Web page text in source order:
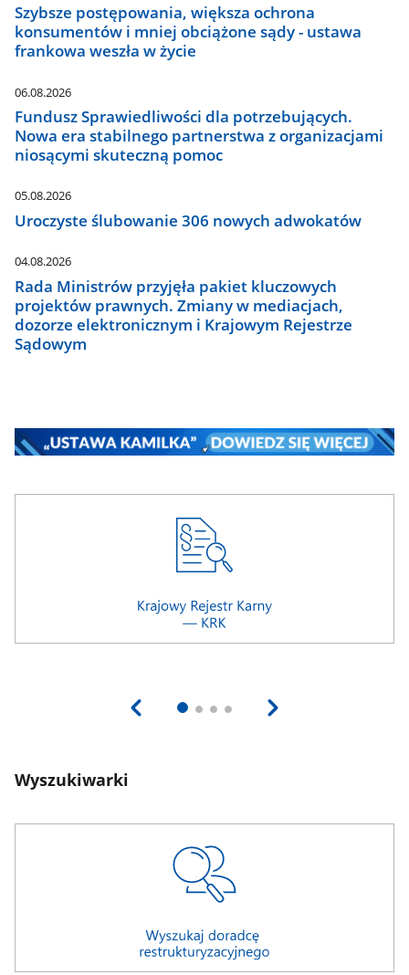
Szybsze postępowania, większa ochrona
konsumentów i mniej obciążone sądy - ustawa
frankowa weszła w życie
06.08.2026
Fundusz Sprawiedliwości dla potrzebujących.
Nowa era stabilnego partnerstwa z organizacjami
niosącymi skuteczną pomoc
05.08.2026
Uroczyste ślubowanie 306 nowych adwokatów
04.08.2026
Rada Ministrów przyjęła pakiet kluczowych
projektów prawnych. Zmiany w mediacjach,
dozorze elektronicznym i Krajowym Rejestrze
Sądowym
Wyszukiwarki